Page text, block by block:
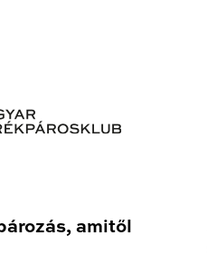
amitől